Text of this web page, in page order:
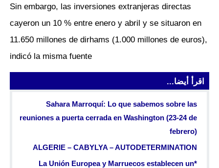
Sin embargo, las inversiones extranjeras directas
cayeron un 10 % entre enero y abril y se situaron en
11.650 millones de dirhams (1.000 millones de euros),
indicó la misma fuente
اقرأ أيضا...
Sahara Marroquí: Lo que sabemos sobre las
reuniones a puerta cerrada en Washington (23-24 de
febrero)
ALGERIE – CABYLYA – AUTODETERMINATION
*La Unión Europea y Marruecos establecen un